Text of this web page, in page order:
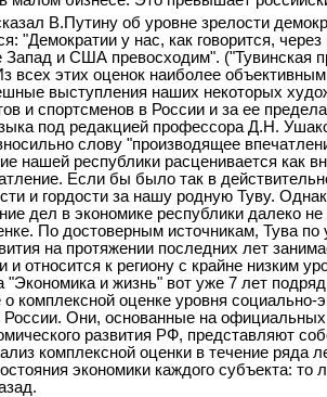
В.Путину об уровне зрелости
"Демократии у нас, как говорится,
Запад и США превосходим". ("Тувинская
всех этих оценок наиболее
выступления наших некоторых
и спортсменов в России и за ее
под редакцией профессора Д.Н.
слову "производящее
нашей республики расценивается как
Если бы было так в
и гордости за нашу родную Туву.
дел в экономике республики далеко не
По достоверным источникам, Тува
на протяжении последних лет
и относится к региону с крайне низким
"Экономика и жизнь" вот уже 7 лет
комплексной оценке уровня социально-
России. Они, основанные на
развития РФ, представляют
комплексной оценки в течение ряда
экономики каждого субъекта: то